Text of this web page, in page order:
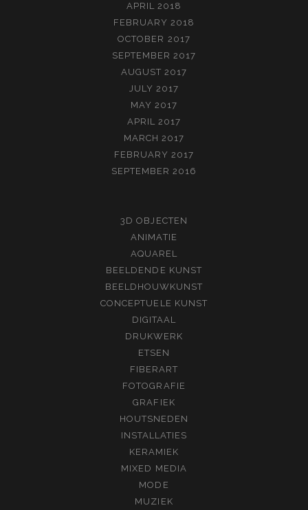
APRIL 2018
FEBRUARY 2018
OCTOBER 2017
SEPTEMBER 2017
AUGUST 2017
JULY 2017
MAY 2017
APRIL 2017
MARCH 2017
FEBRUARY 2017
SEPTEMBER 2016
3D OBJECTEN
ANIMATIE
AQUAREL
BEELDENDE KUNST
BEELDHOUWKUNST
CONCEPTUELE KUNST
DIGITAAL
DRUKWERK
ETSEN
FIBERART
FOTOGRAFIE
GRAFIEK
HOUTSNEDEN
INSTALLATIES
KERAMIEK
MIXED MEDIA
MODE
MUZIEK